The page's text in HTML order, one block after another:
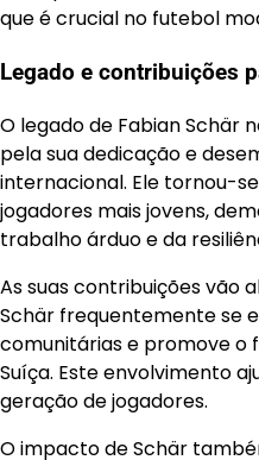
que é crucial no futebol
Legado e contribuições
O legado de Fabian Schär
pela sua dedicação e
internacional. Ele tornou-
jogadores mais jovens,
trabalho árduo e da
As suas contribuições vão
Schär frequentemente se
comunitárias e promove o
Suíça. Este envolvimento
geração de jogadores.
O impacto de Schär